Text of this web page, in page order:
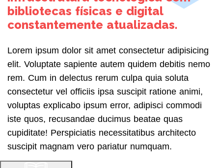
bibliotecas físicas e digital
constantemente atualizadas.
Lorem ipsum dolor sit amet consectetur adipisicing
elit. Voluptate sapiente autem quidem debitis nemo
rem. Cum in delectus rerum culpa quia soluta
consectetur vel officiis ipsa suscipit ratione animi,
voluptas explicabo ipsum error, adipisci commodi
iste quos, recusandae ducimus beatae quas
cupiditate! Perspiciatis necessitatibus architecto
suscipit magnam vero pariatur numquam.